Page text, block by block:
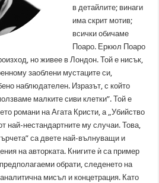
в детайлите; винаги
има скрит мотив;
всички обичаме
Поаро. Еркюл Поаро
но живее в Лондон. Той е нисък,
заоблени мустаците си,
наблюдателен. Изразът, с който
малките сиви клетки”. Той е
романи на Агата Кристи, а „Убийство
най-нестандартните му случаи. Това,
са двете най-вълнуващи и
на авторката. Книгите ѝ са пример
обрати, следенето на
мисъл и концетрация. Като